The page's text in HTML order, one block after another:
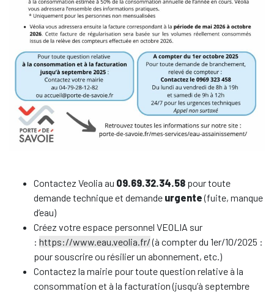
Contactez Veolia au 09.69.32.34.58 pour toute
demande technique et demande urgente(fuite, manque
d’eau)
Créez votre espace personnel VEOLIA sur
: https://www.eau.veolia.fr/(à compter du 1er/10/2025 :
pour souscrire ou résilier un abonnement, etc.)
Contactez la mairie pour toute question relative à la
consommation et à la facturation (jusqu’à septembre